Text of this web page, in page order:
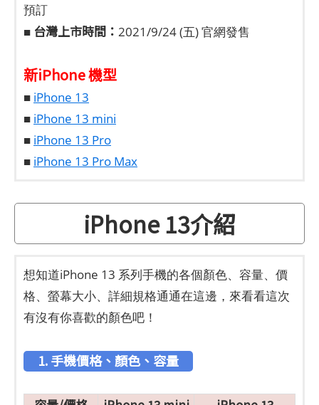
預訂
■ 台灣上市時間： 2021/9/24 (五) 官網發售
新iPhone 機型
■ iPhone 13
■ iPhone 13 mini
■ iPhone 13 Pro
■ iPhone 13 Pro Max
iPhone 13介紹
想知道iPhone 13 系列手機的各個顏色、容量、價
格、螢幕大小、詳細規格通通在這邊，來看看這次
有沒有你喜歡的顏色吧！
1. 手機價格、顏色、容量